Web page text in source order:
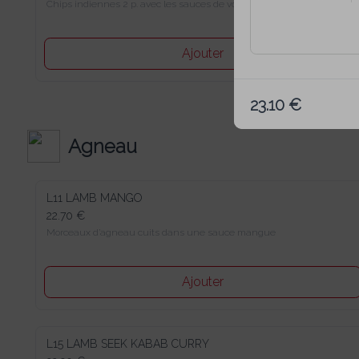
Chips indiennes 2 p. avec les sauces de votre choix
Ajouter
Agneau
L11 LAMB MANGO
22.70 €
Morceaux d’agneau cuits dans une sauce mangue
Ajouter
L15 LAMB SEEK KABAB CURRY
23.10 €
22:15